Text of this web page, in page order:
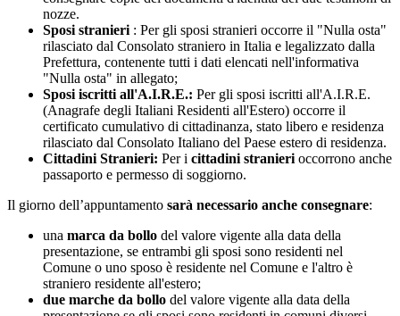
nozze.
Sposi stranieri : Per gli sposi stranieri occorre il "Nulla osta"
rilasciato dal Consolato straniero in Italia e legalizzato dalla
Prefettura, contenente tutti i dati elencati nell'informativa
"Nulla osta" in allegato;
Sposi iscritti all'A.I.R.E.: Per gli sposi iscritti all'A.I.R.E.
(Anagrafe degli Italiani Residenti all'Estero) occorre il
certificato cumulativo di cittadinanza, stato libero e residenza
rilasciato dal Consolato Italiano del Paese estero di residenza.
Cittadini Stranieri: Per i cittadini stranieri occorrono anche
passaporto e permesso di soggiorno.
Il giorno dell’appuntamento sarà necessario anche consegnare:
una marca da bollo del valore vigente alla data della
presentazione, se entrambi gli sposi sono residenti nel
Comune o uno sposo è residente nel Comune e l'altro è
straniero residente all'estero;
due marche da bollo del valore vigente alla data della